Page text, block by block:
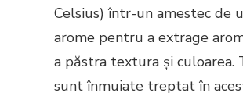
Celsius) într-un amestec de
arome pentru a extrage
a păstra textura și culoarea.
sunt înmuiate treptat în